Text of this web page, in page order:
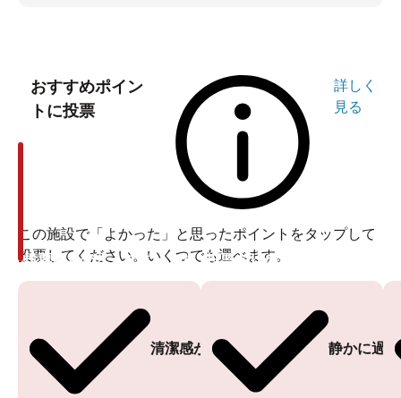
おすすめポイン
トに投票
詳しく
見る
この施設で「よかった」と思ったポイントをタップして
投票してください。いくつでも選べます。
清潔感がある
投票ありがとうございます
静かに過
投票ありがとうございます